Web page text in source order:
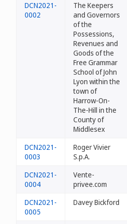
DCN2021-
0002
The Keepers
and Governors
of the
Possessions,
Revenues and
Goods of the
Free Grammar
School of John
Lyon within the
town of
Harrow-On-
The-Hill in the
County of
Middlesex
DCN2021-
0003
Roger Vivier
S.p.A.
DCN2021-
0004
Vente-
privee.com
DCN2021-
0005
Davey Bickford